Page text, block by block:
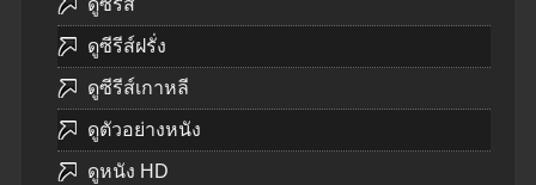
ดูซีรีส์ฝรั่ง
ดูซีรีส์เกาหลี
ดูตัวอย่างหนัง
ดูหนัง HD